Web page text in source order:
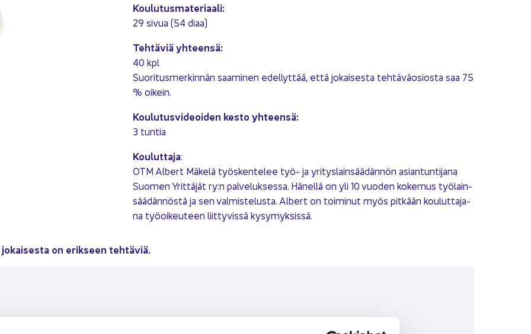
Kou­lu­tus­ma­te­ri­aa­li:
29 sivua (54 diaa)
Teh­tä­viä yh­teen­sä:
40 kpl
Suo­ri­tus­mer­kin­nän saa­mi­nen edel­lyt­tää, että jo­kai­ses­ta teh­tä­vä­osios­ta saa 75
% oi­kein.
Kou­lu­tus­vi­deoi­den kesto yh­teen­sä:
3 tun­tia
Kou­lut­ta­ja:
OTM Al­bert Mä­ke­lä työs­ken­te­lee työ- ja yri­tys­lain­sää­dän­nön asian­tun­ti­ja­na
Suo­men Yrit­tä­jät ry:n pal­ve­luk­ses­sa. Hä­nel­lä on yli 10 vuo­den ko­ke­mus työ­lain­
sää­dän­nös­tä ja sen val­mis­te­lus­ta. Al­bert on toi­mi­nut myös pit­kään kou­lut­ta­ja­
na työ­oi­keu­teen liit­ty­vis­sä ky­sy­myk­sis­sä.
on erik­seen teh­tä­viä.